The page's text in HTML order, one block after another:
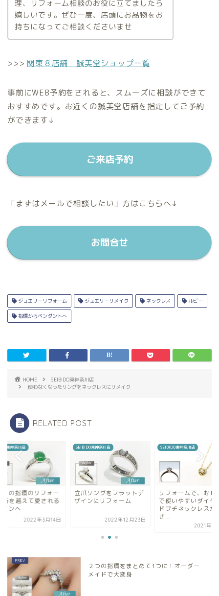
理、リフォーム相談のお役に立てましたら
嬉しいです。ぜひ一度、店頭にお品物をお
持ちになってご相談くださいませ
>>> 関東８店舗 誠美堂ショップ一覧
事前にWEB予約をされると、スムーズに相談ができて
おすすめです。お近くの誠美堂店舗を指定してご予約
ができます↓
ご来店予約
「まずはメールで相談したい」方はこちらへ↓
お問合せ
ジュエリーリフォーム ジュエリーリメイク ネックレス ルビー
指環からペンダントへ
HOME
SEIBIDO東神奈川店
使わなくなったリングをネックレスにリメイク
RELATED POST
東神奈川店
リングをフラットデ
ンにリフォーム
2022年12月23日
SEIBIDO東神奈川店
リフォームで、おしゃれ
で使いやすいダイヤモン
SEIBIDO東神奈川店
ヒスイの指環のリフ
ム | 時を越えて愛さ
デザインへ
２つの指環をまとめて1つに！オーダー
メイドで大変身